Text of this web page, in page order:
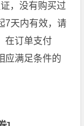
，没有购买过
7天内有效，请
在订单支付
应满足条件的